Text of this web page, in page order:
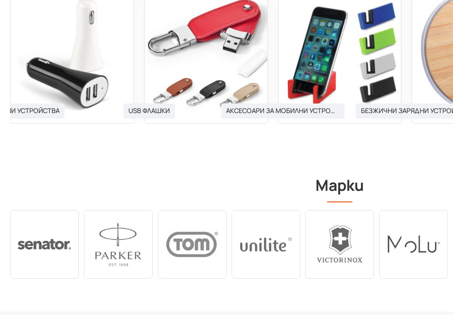
УСТРОЙСТВА USB ФЛАШКИ АКСЕСОАРИ ЗА МОБИЛНИ УСТРОЙСТВА И ТАБЛЕТИ БЕЗЖИЧНИ ЗАРЯДНИ
Марки